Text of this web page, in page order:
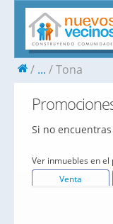
... Tona
Si no
Ver inmuebles en
Venta